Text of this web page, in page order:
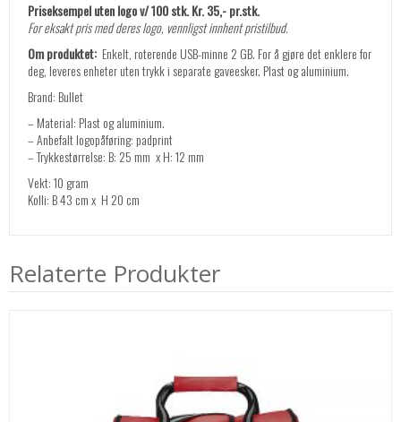
Priseksempel uten logo v/ 100 stk. Kr. 35,- pr.stk.
For eksakt pris med deres logo, vennligst innhent pristilbud.
Om produktet: Enkelt, roterende USB-minne 2 GB. For å gjøre det enklere for
deg, leveres enheter uten trykk i separate gaveesker. Plast og aluminium.
Brand: Bullet
– Material: Plast og aluminium.
– Anbefalt logopåføring: padprint
– Trykkestørrelse: B: 25 mm x H: 12 mm
Vekt: 10 gram
Kolli: B 43 cm x H 20 cm
Relaterte Produkter